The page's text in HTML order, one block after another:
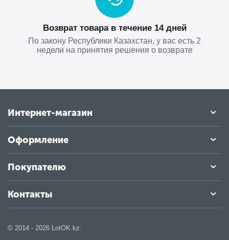
Возврат товара в течение 14 дней
По закону Республики Казахстан, у вас есть 2
недели на принятия решения о возврате
Интернет-магазин
Оформление
Покупателю
Контакты
© 2014 - 2026 LotOK.kz.